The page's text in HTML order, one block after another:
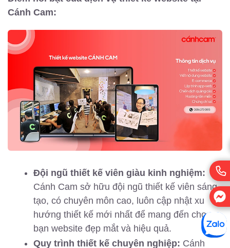
Cánh Cam:
Đội ngũ thiết kế viên giàu kinh nghiệm:
Cánh Cam sở hữu đội ngũ thiết kế viên sáng
tạo, có chuyên môn cao, luôn cập nhật xu
hướng thiết kế mới nhất để mang đến cho
bạn website đẹp mắt và hiệu quả.
Quy trình thiết kế chuyên nghiệp: Cánh